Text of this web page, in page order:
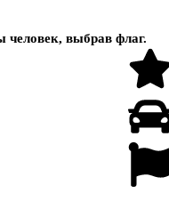
человек, выбрав флаг.